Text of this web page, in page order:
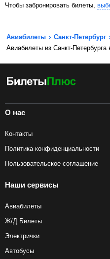
Чтобы забронировать билеты,
Авиабилеты Санкт-Петербург
Авиабилеты из Санкт-
О нас
Контакты
Политика конфиденциальности
Пользовательское соглашение
Наши сервисы
Авиабилеты
Ж/Д Билеты
Электрички
Автобусы